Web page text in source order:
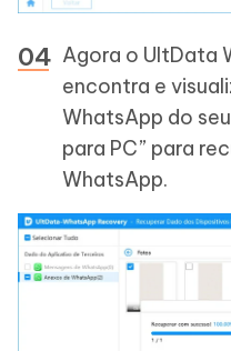
Agora o UltData
encontra e
WhatsApp do
para PC” para
WhatsApp.